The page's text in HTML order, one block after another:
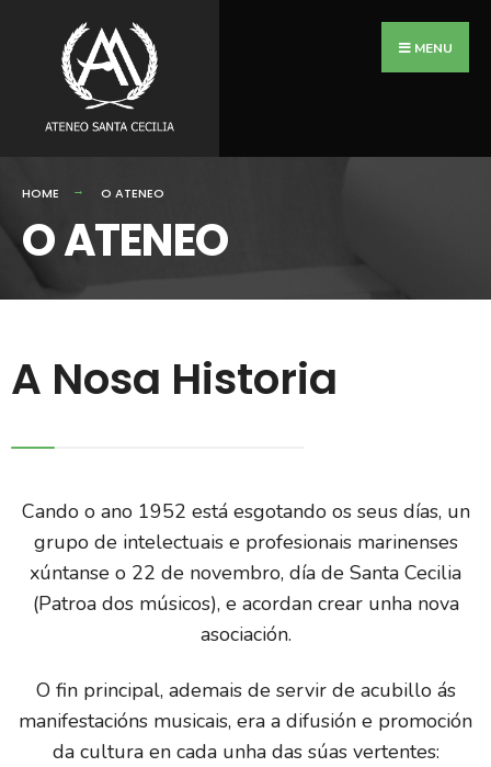
MENU
HOME O ATENEO
O ATENEO
A Nosa Historia
Cando o ano 1952 está esgotando os seus días, un
grupo de intelectuais e profesionais marinenses
xúntanse o 22 de novembro, día de Santa Cecilia
(Patroa dos músicos), e acordan crear unha nova
asociación.
O fin principal, ademais de servir de acubillo ás
manifestacións musicais, era a difusión e promoción
da cultura en cada unha das súas vertentes: